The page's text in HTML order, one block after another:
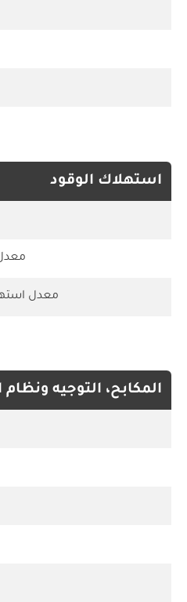
استهلاك الوقود
معدل
المكابح، التوجيه ونظام